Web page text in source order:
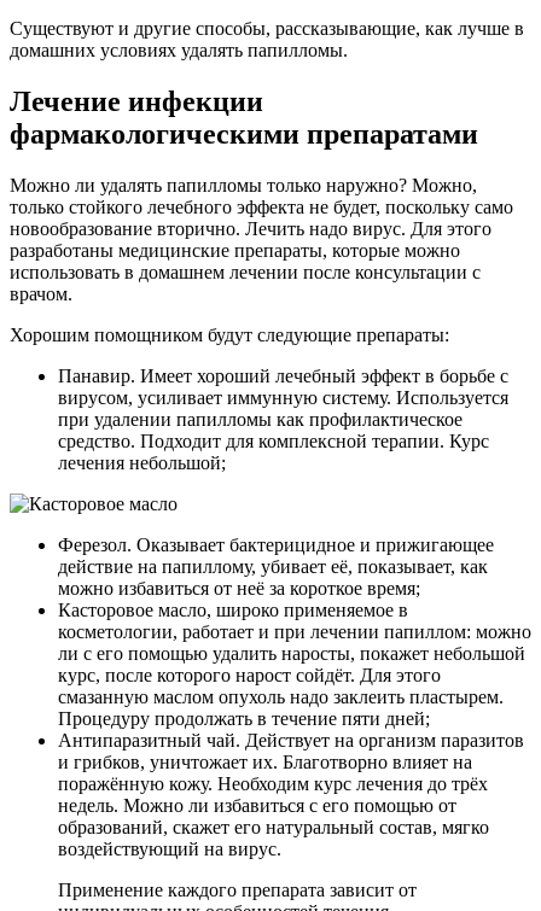
Существуют и другие способы, рассказывающие, как лучше в
домашних условиях удалять папилломы.
Лечение инфекции
фармакологическими препаратами
Можно ли удалять папилломы только наружно? Можно,
только стойкого лечебного эффекта не будет, поскольку само
новообразование вторично. Лечить надо вирус. Для этого
разработаны медицинские препараты, которые можно
использовать в домашнем лечении после консультации с
врачом.
Хорошим помощником будут следующие препараты:
Панавир. Имеет хороший лечебный эффект в борьбе с
вирусом, усиливает иммунную систему. Используется
при удалении папилломы как профилактическое
средство. Подходит для комплексной терапии. Курс
лечения небольшой;
Ферезол. Оказывает бактерицидное и прижигающее
действие на папиллому, убивает её, показывает, как
можно избавиться от неё за короткое время;
Касторовое масло, широко применяемое в
косметологии, работает и при лечении папиллом: можно
ли с его помощью удалить наросты, покажет небольшой
курс, после которого нарост сойдёт. Для этого
смазанную маслом опухоль надо заклеить пластырем.
Процедуру продолжать в течение пяти дней;
Антипаразитный чай. Действует на организм паразитов
и грибков, уничтожает их. Благотворно влияет на
поражённую кожу. Необходим курс лечения до трёх
недель. Можно ли избавиться с его помощью от
образований, скажет его натуральный состав, мягко
воздействующий на вирус.
Применение каждого препарата зависит от